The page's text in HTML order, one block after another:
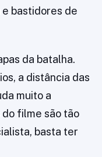
bastidores de
da batalha.
a distância das
muito a
filme são tão
basta ter